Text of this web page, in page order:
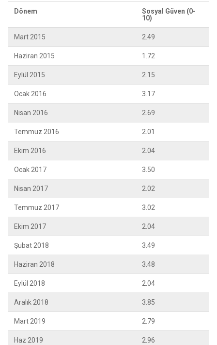
Dönem
Sosyal Güven (0-
10)
Mart 2015 2.49
Haziran 2015 1.72
Eylül 2015 2.15
Ocak 2016 3.17
Nisan 2016 2.69
Temmuz 2016 2.01
Ekim 2016 2.04
Ocak 2017 3.50
Nisan 2017 2.02
Temmuz 2017 3.02
Ekim 2017 2.04
Şubat 2018 3.49
Haziran 2018 3.48
Eylül 2018 2.04
Aralık 2018 3.85
Mart 2019 2.79
Haz 2019 2.96